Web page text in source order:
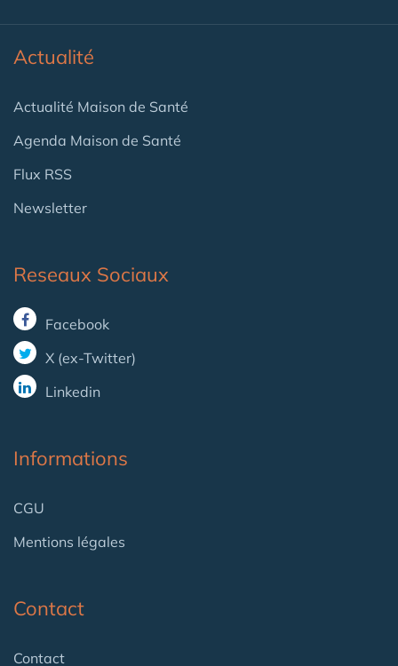
Actualité
Actualité Maison de Santé
Agenda Maison de Santé
Flux RSS
Newsletter
Reseaux Sociaux
Facebook
X (ex-Twitter)
Linkedin
Informations
CGU
Mentions légales
Contact
Contact